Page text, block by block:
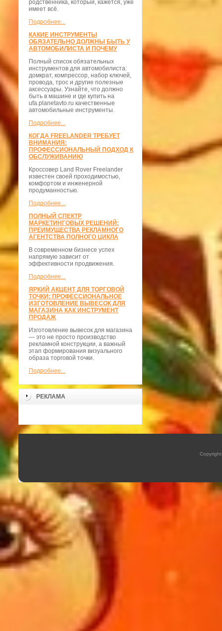
родственника, который, кажется, уже
имеет всё.
Подробнее...
КАКИЕ ИНСТРУМЕНТЫ
ОБЯЗАТЕЛЬНО ДОЛЖНЫ БЫТЬ У
АВТОМОБИЛИСТА И ПОЧЕМУ
Полный список обязательных
инструментов для автомобилиста:
домкрат, компрессор, набор ключей,
провода, трос и другие полезные
аксессуары. Узнайте, что должно
быть в машине и где купить на
ufa.planetavto.ru качественные
автомобильные инструменты.
Подробнее...
КОГДА FREELANDER ТРЕБУЕТ
ВНИМАНИЯ:
ПРОФЕССИОНАЛЬНЫЙ ПОДХОД К
ОБСЛУЖИВАНИЮ
Кроссовер Land Rover Freelander
известен своей проходимостью,
комфортом и инженерной
продуманностью.
Подробнее...
ПОЛНЫЙ СПЕКТР
МАРКЕТИНГОВЫХ РЕШЕНИЙ:
ПРЕИМУЩЕСТВА РЕКЛАМНОГО
АГЕНТСТВА ПОЛНОГО ЦИКЛА
В современном бизнесе успех
напрямую зависит от
эффективности продвижения.
Подробнее...
ЯРКИЙ АКЦЕНТ ДЛЯ ТОРГОВОЙ
ТОЧКИ: ПРОФЕССИОНАЛЬНОЕ
ИЗГОТОВЛЕНИЕ ВЫВЕСОК ДЛЯ
МАГАЗИНА КАК ИНСТРУМЕНТ
ПРОДАЖ
Изготовление вывесок для магазина
— это не просто производство
рекламной конструкции, а важный
этап формирования визуального
образа торговой точки.
Подробнее...
РЕКЛАМА